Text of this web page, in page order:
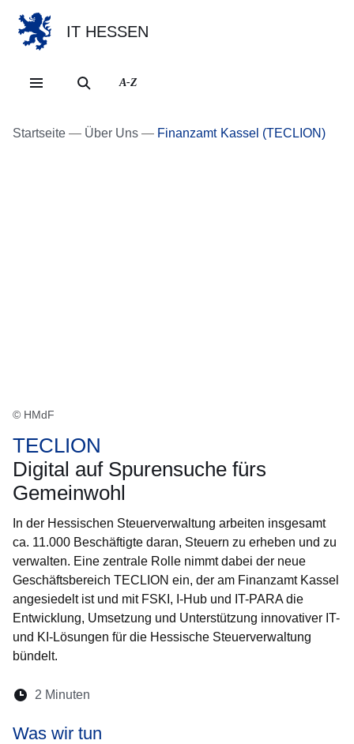
IT HESSEN
A-Z
Startseite Über Uns Finanzamt Kassel (TECLION)
© HMdF
TECLION
Digital auf Spurensuche fürs
Gemeinwohl
In der Hessischen Steuerverwaltung arbeiten insgesamt
ca. 11.000 Beschäftigte daran, Steuern zu erheben und zu
verwalten. Eine zentrale Rolle nimmt dabei der neue
Geschäftsbereich TECLION ein, der am Finanzamt Kassel
angesiedelt ist und mit FSKI, I-Hub und IT-PARA die
Entwicklung, Umsetzung und Unterstützung innovativer IT-
und KI-Lösungen für die Hessische Steuerverwaltung
bündelt.
Lesedauer:
2 Minuten
Was wir tun